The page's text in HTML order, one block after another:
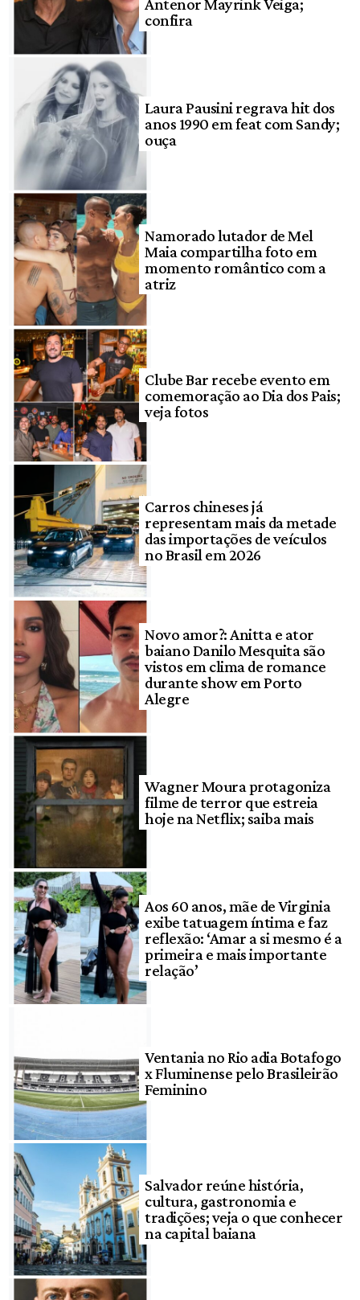
Antenor Mayrink Veiga;
confira
Laura Pausini regrava hit dos
anos 1990 em feat com Sandy;
ouça
Namorado lutador de Mel
Maia compartilha foto em
momento romântico com a
atriz
Clube Bar recebe evento em
comemoração ao Dia dos Pais;
veja fotos
Carros chineses já
representam mais da metade
das importações de veículos
no Brasil em 2026
Novo amor?: Anitta e ator
baiano Danilo Mesquita são
vistos em clima de romance
durante show em Porto
Alegre
Wagner Moura protagoniza
filme de terror que estreia
hoje na Netflix; saiba mais
Aos 60 anos, mãe de Virginia
exibe tatuagem íntima e faz
reflexão: ‘Amar a si mesmo é a
primeira e mais importante
relação’
Ventania no Rio adia Botafogo
x Fluminense pelo Brasileirão
Feminino
Salvador reúne história,
cultura, gastronomia e
tradições; veja o que conhecer
na capital baiana